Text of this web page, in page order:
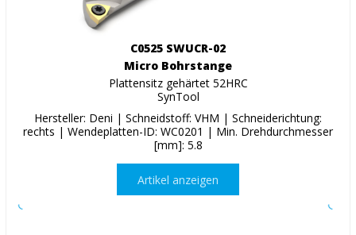
C0525 SWUCR-02
Micro Bohrstange
Plattensitz gehärtet 52HRC
SynTool
Hersteller: Deni | Schneidstoff: VHM | Schneiderichtung:
rechts | Wendeplatten-ID: WC0201 | Min. Drehdurchmesser
[mm]: 5.8
Artikel anzeigen